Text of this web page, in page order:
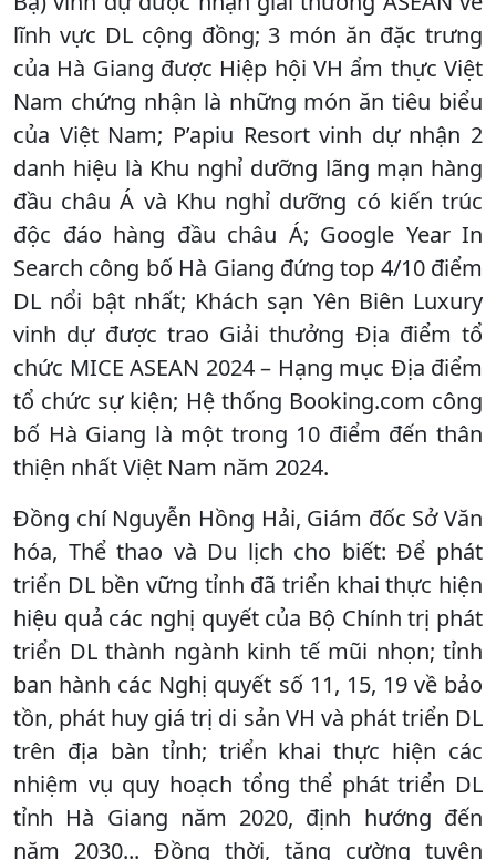
lĩnh vực DL cộng đồng; 3 món ăn đặc trưng
của Hà Giang được Hiệp hội VH ẩm thực Việt
Nam chứng nhận là những món ăn tiêu biểu
của Việt Nam; P’apiu Resort vinh dự nhận 2
danh hiệu là Khu nghỉ dưỡng lãng mạn hàng
đầu châu Á và Khu nghỉ dưỡng có kiến trúc
độc đáo hàng đầu châu Á; Google Year In
Search công bố Hà Giang đứng top 4/10 điểm
DL nổi bật nhất; Khách sạn Yên Biên Luxury
vinh dự được trao Giải thưởng Địa điểm tổ
chức MICE ASEAN 2024 – Hạng mục Địa điểm
tổ chức sự kiện; Hệ thống Booking.com công
bố Hà Giang là một trong 10 điểm đến thân
thiện nhất Việt Nam năm 2024.
Đồng chí Nguyễn Hồng Hải, Giám đốc Sở Văn
hóa, Thể thao và Du lịch cho biết: Để phát
triển DL bền vững tỉnh đã triển khai thực hiện
hiệu quả các nghị quyết của Bộ Chính trị phát
triển DL thành ngành kinh tế mũi nhọn; tỉnh
ban hành các Nghị quyết số 11, 15, 19 về bảo
tồn, phát huy giá trị di sản VH và phát triển DL
trên địa bàn tỉnh; triển khai thực hiện các
nhiệm vụ quy hoạch tổng thể phát triển DL
tỉnh Hà Giang năm 2020, định hướng đến
năm 2030... Đồng thời, tăng cường tuyên